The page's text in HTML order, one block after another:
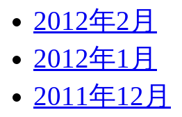
2012年2月
2012年1月
2011年12月